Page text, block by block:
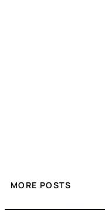
MORE POSTS